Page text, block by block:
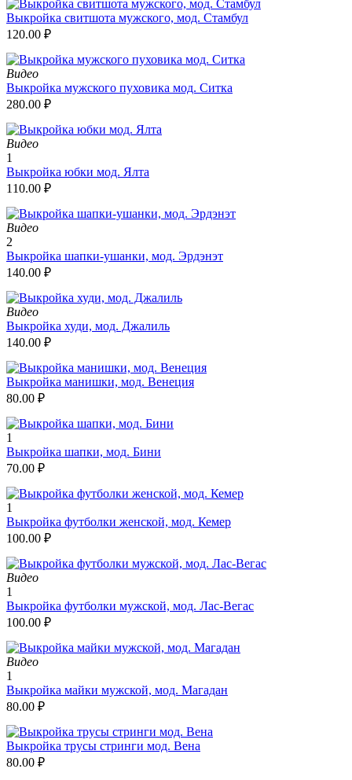
Выкройка свитшота мужского, мод. Стамбул
120.00 ₽
Видео
Выкройка мужского пуховика мод. Ситка
280.00 ₽
Видео
1
Выкройка юбки мод. Ялта
110.00 ₽
Видео
2
Выкройка шапки-ушанки, мод. Эрдэнэт
140.00 ₽
Видео
Выкройка худи, мод. Джалиль
140.00 ₽
Выкройка манишки, мод. Венеция
80.00 ₽
1
Выкройка шапки, мод. Бини
70.00 ₽
1
Выкройка футболки женской, мод. Кемер
100.00 ₽
Видео
1
Выкройка футболки мужской, мод. Лас-Вегас
100.00 ₽
Видео
1
Выкройка майки мужской, мод. Магадан
80.00 ₽
Выкройка трусы стринги мод. Вена
80.00 ₽